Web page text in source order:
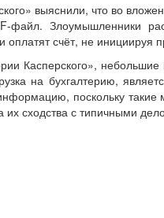
выяснили, что во
файл. Злоумышленники
оплатят счёт, не инициируя
Касперского»,
на бухгалтерию,
поскольку
их сходства с типичными